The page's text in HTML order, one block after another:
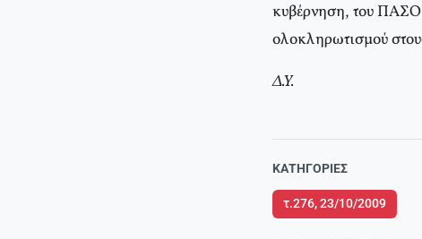
κυβέρνηση, του
ολοκληρωτισμού
Δ.Υ.
ΚΑΤΗΓΟΡΊΕΣ
τ.276, 23/10/2009